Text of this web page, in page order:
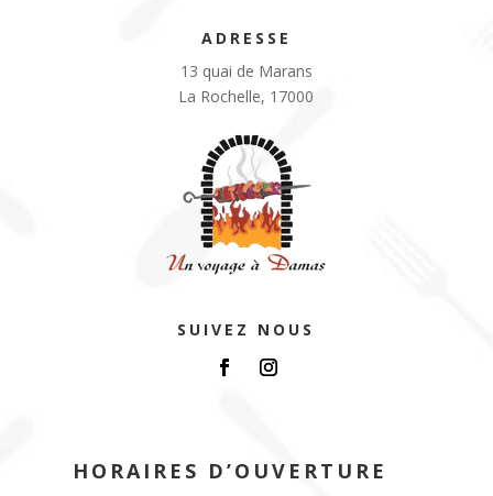
ADRESSE
13 quai de Marans
La Rochelle, 17000
SUIVEZ NOUS
HORAIRES D’OUVERTURE